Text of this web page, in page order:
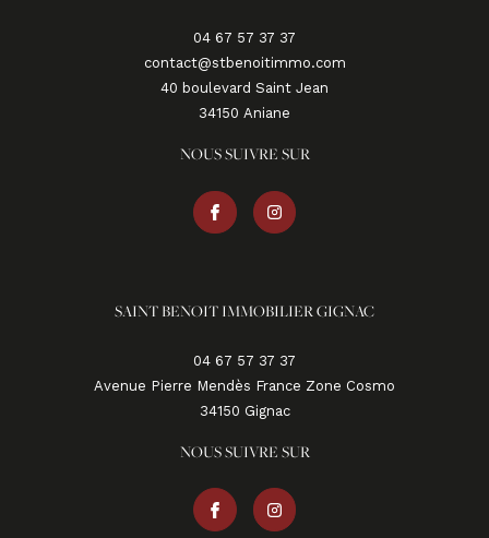
04 67 57 37 37
contact@stbenoitimmo.com
40 boulevard Saint Jean
34150
aniane
NOUS SUIVRE SUR
SAINT BENOIT IMMOBILIER GIGNAC
04 67 57 37 37
Avenue Pierre Mendès France Zone Cosmo
34150
gignac
NOUS SUIVRE SUR